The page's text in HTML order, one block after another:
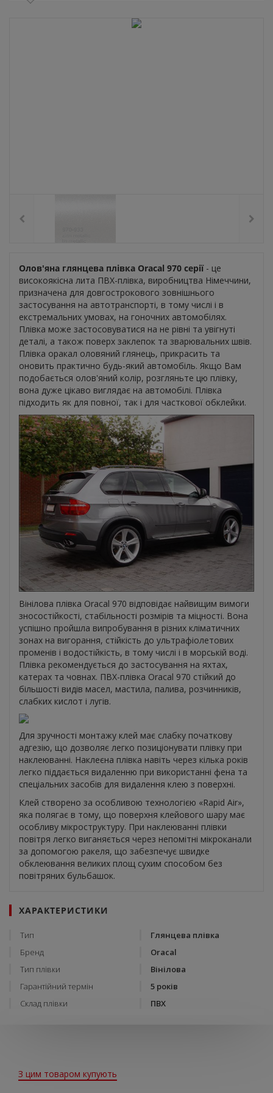
Олов'яна глянцева плівка Oracal 970 серії- це
високоякісна лита ПВХ-плівка, виробництва Німеччини,
призначена для довгострокового зовнішнього
застосування на автотранспорті, в тому числі і в
екстремальних умовах, на гоночних автомобілях.
Плівка може застосовуватися на не рівні та увігнуті
деталі, а також поверх заклепок та зварювальних швів.
Плівка оракал оловяний глянець, прикрасить та
оновить практично будь-який автомобіль. Якщо Вам
подобається олов'яний колір, розгляньте цю плівку,
вона дуже цікаво виглядає на автомобілі. Плівка
підходить як для повної, так і для часткової обклейки.
Вінілова плівка Oracal 970 відповідає найвищим вимоги
зносостійкості, стабільності розмірів та міцності. Вона
успішно пройшла випробування в різних кліматичних
зонах на вигорання, стійкість до ультрафіолетових
променів і водостійкість, в тому числі і в морській воді.
Плівка рекомендується до застосування на яхтах,
катерах та човнах. ПВХ-плівка Oracal 970 стійкий до
більшості видів масел, мастила, палива, розчинників,
слабких кислот і лугів.
Для зручності монтажу клей має слабку початкову
адгезію, що дозволяє легко позиціонувати плівку при
наклеюванні. Наклеєна плівка навіть через кілька років
легко піддається видаленню при використанні фена та
спеціальних засобів для видалення клею з поверхні.
Клей створено за особливою технологією «Rapid Air»,
яка полягає в тому, що поверхня клейового шару має
особливу мікроструктуру. При наклеюванні плівки
повітря легко виганяється через непомітні мікроканали
за допомогою ракеля, що забезпечує швидке
обклеювання великих площ сухим способом без
повітряних бульбашок.
ХАРАКТЕРИСТИКИ
Тип
Глянцева плівка
Бренд
Oracal
Тип плівки
Вінілова
Гарантійний термін
5 років
Склад плівки
ПВХ
З цим товаром купують